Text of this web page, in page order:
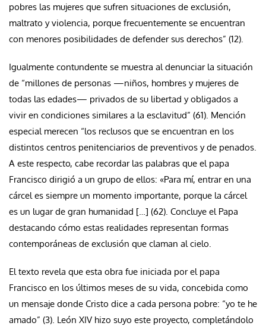
pobres las mujeres que sufren situaciones de exclusión,
maltrato y violencia, porque frecuentemente se encuentran
con menores posibilidades de defender sus derechos” (12).
Igualmente contundente se muestra al denunciar la situación
de “millones de personas —niños, hombres y mujeres de
todas las edades— privados de su libertad y obligados a
vivir en condiciones similares a la esclavitud” (61). Mención
especial merecen “los reclusos que se encuentran en los
distintos centros penitenciarios de preventivos y de penados.
A este respecto, cabe recordar las palabras que el papa
Francisco dirigió a un grupo de ellos: «Para mí, entrar en una
cárcel es siempre un momento importante, porque la cárcel
es un lugar de gran humanidad […] (62). Concluye el Papa
destacando cómo estas realidades representan formas
contemporáneas de exclusión que claman al cielo.
El texto revela que esta obra fue iniciada por el papa
Francisco en los últimos meses de su vida, concebida como
un mensaje donde Cristo dice a cada persona pobre: “yo te he
amado” (3). León XIV hizo suyo este proyecto, completándolo